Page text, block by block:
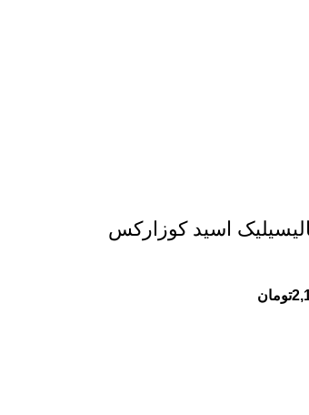
اسید کوزارکس
تومان